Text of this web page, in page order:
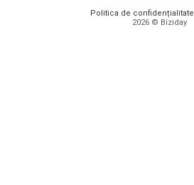
Politica de confidențialitate
2026 © Biziday